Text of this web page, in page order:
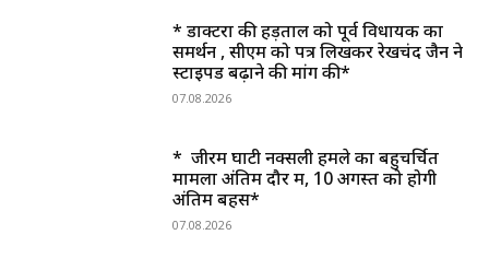
* डाक्टरों की हड़ताल को पूर्व विधायक का
समर्थन , सीएम को पत्र लिखकर रेखचंद जैन ने
स्टाइपेंड बढ़ाने की मांग की*
07.08.2026
* जीरम घाटी नक्सली हमले का बहुचर्चित
मामला अंतिम दौर में, 10 अगस्त को होगी
अंतिम बहस*
07.08.2026